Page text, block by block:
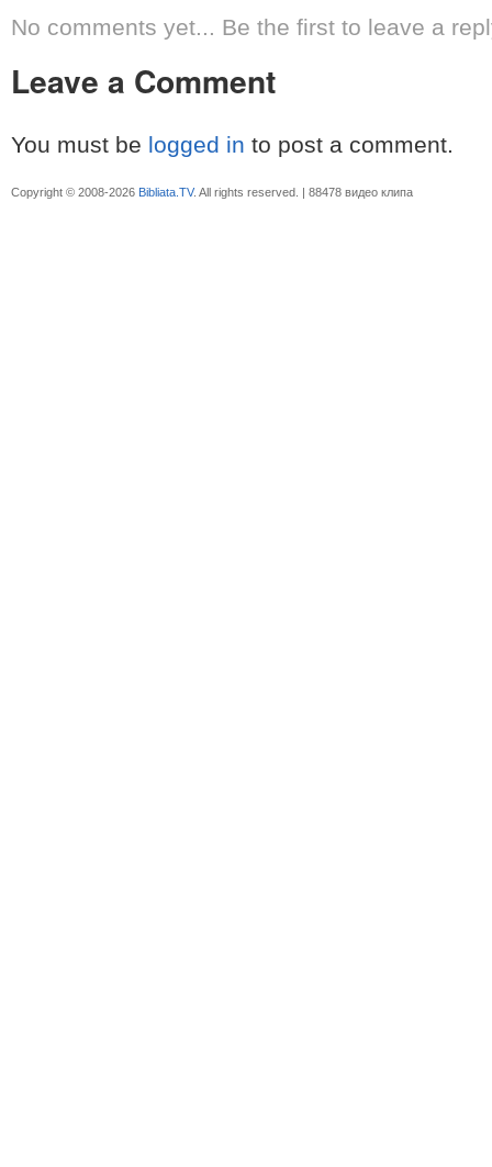
No comments yet... Be the first to leave a
Leave a Comment
You must be logged in to post a comment.
Copyright © 2008-2026 Bibliata.TV. All rights reserved. | 88478 видео клипа